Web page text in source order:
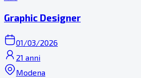
Graphic Designer
01/03/2026
21 anni
Modena